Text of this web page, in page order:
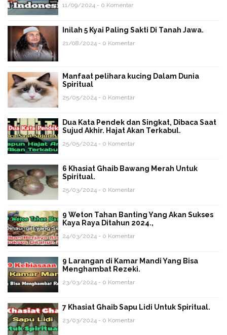
11/09/2024 - 0 Komentar
Inilah 5 Kyai Paling Sakti Di Tanah Jawa.
21/08/2024 - 0 Komentar
Manfaat pelihara kucing Dalam Dunia
Spiritual
25/05/2024 - 0 Komentar
Dua Kata Pendek dan Singkat, Dibaca Saat
Sujud Akhir. Hajat Akan Terkabul.
25/05/2024 - 0 Komentar
6 Khasiat Ghaib Bawang Merah Untuk
Spiritual.
25/03/2024 - 0 Komentar
9 Weton Tahan Banting Yang Akan Sukses
Kaya Raya Ditahun 2024.,
24/03/2024 - 0 Komentar
9 Larangan di Kamar Mandi Yang Bisa
Menghambat Rezeki.
23/03/2024 - 0 Komentar
7 Khasiat Ghaib Sapu Lidi Untuk Spiritual.
23/03/2024 - 0 Komentar